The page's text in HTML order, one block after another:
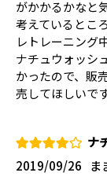
がかかるかなと
考えているとこ
レトレーニング
ナチュウォッシ
かったので、販
売してほしいです
ナ
ま
2019/09/26